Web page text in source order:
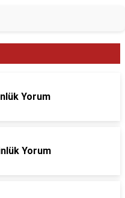
Yorum
Yorum